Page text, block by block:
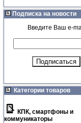
Подписка на новости
Введите Ваш e-
Категории товаров
КПК, смартфоны и
коммуникаторы